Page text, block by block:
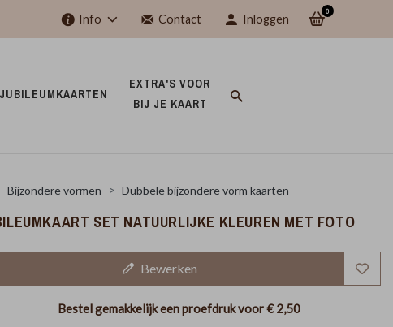
Info Contact Inloggen
0
JUBILEUMKAARTEN
EXTRA'S VOOR
BIJ JE KAART
Bijzondere vormen Dubbele bijzondere vorm kaarten
SET NATUURLIJKE KLEUREN MET FOTO
Bewerken
Bestel gemakkelijk een proefdruk voor€ 2,50